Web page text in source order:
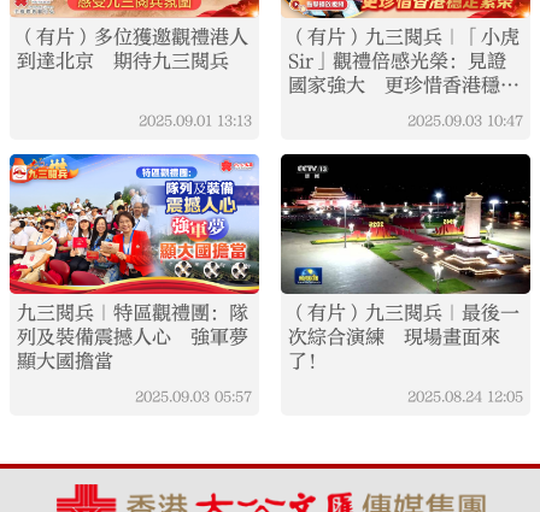
（有片）多位獲邀觀禮港人
到達北京 期待九三閱兵
2025.09.01 13:13
（有片）九三閱兵｜「小虎
Sir」觀禮倍感光榮：見證
國家強大 更珍惜香港穩定
2025.09.03 10:47
九三閱兵｜特區觀禮團：隊
列及裝備震撼人心 強軍夢
顯大國擔當
2025.09.03 05:57
（有片）九三閱兵｜最後一
次綜合演練 現場畫面來
了！
2025.08.24 12:05